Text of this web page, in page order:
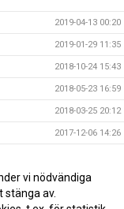
2019-04-13 00:20
2019-01-29 11:35
2018-10-24 15:43
2018-05-23 16:59
2018-03-25 20:12
2017-12-06 14:26
2017-11-28 16:01
2017-10-02 10:49
vi nödvändiga
stänga av.